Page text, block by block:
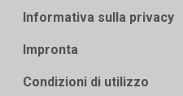
Informativa sulla privacy
Impronta
Condizioni di utilizzo